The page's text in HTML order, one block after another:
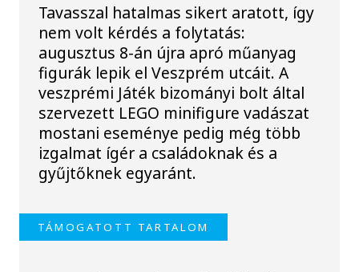
Tavasszal hatalmas sikert aratott, így
nem volt kérdés a folytatás:
augusztus 8-án újra apró műanyag
figurák lepik el Veszprém utcáit. A
veszprémi Játék bizományi bolt által
szervezett LEGO minifigure vadászat
mostani eseménye pedig még több
izgalmat ígér a családoknak és a
gyűjtőknek egyaránt.
TÁMOGATOTT TARTALOM